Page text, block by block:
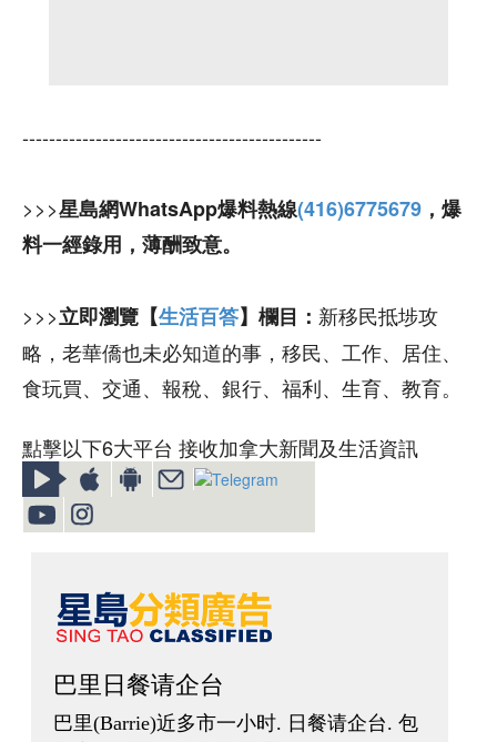
---------------------------------------------
>>>星島網WhatsApp爆料熱線(416)6775679 ，爆
料一經錄用，薄酬致意。
>>>立即瀏覽【生活百答】欄目： 新移民抵埗攻
略，老華僑也未必知道的事，移民、工作、居住、
食玩買、交通、報稅、銀行、福利、生育、教育。
點擊以下6大平台 接收加拿大新聞及生活資訊